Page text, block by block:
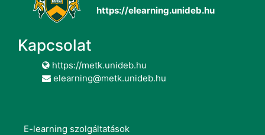
https://elearning.unideb.hu
Kapcsolat
https://metk.unideb.hu
elearning@metk.unideb.hu
E-learning szolgáltatások